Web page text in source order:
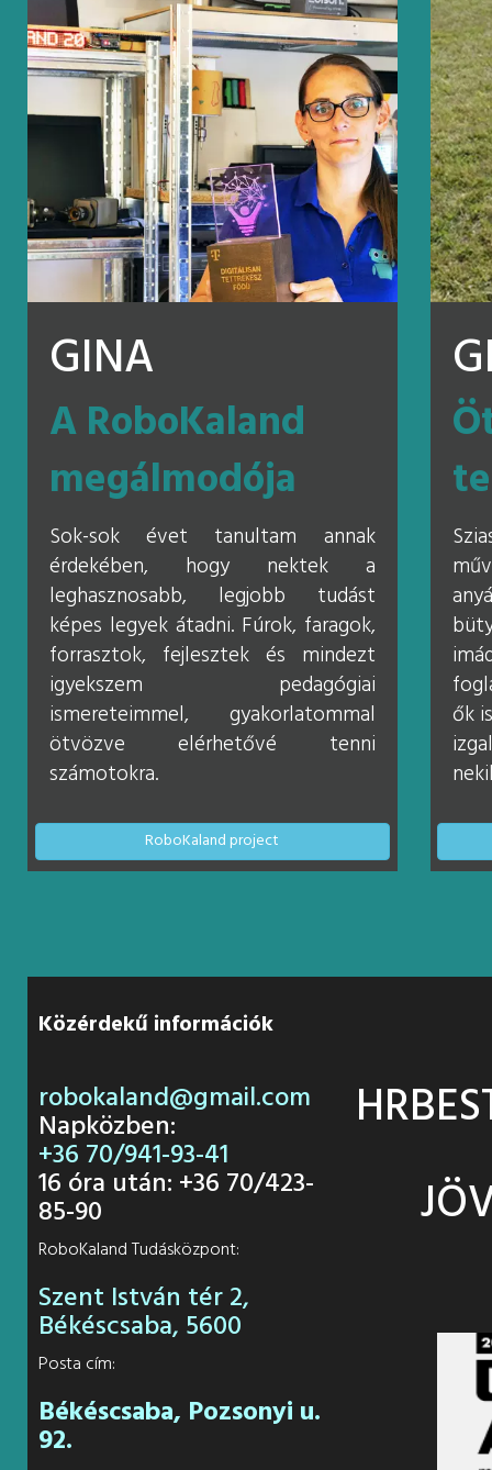
GINA
A RoboKaland
megálmodója
Sok-sok évet tanultam annak
érdekében, hogy nektek a
leghasznosabb, legjobb tudást
képes legyek átadni. Fúrok, faragok,
forrasztok, fejlesztek és mindezt
igyekszem pedagógiai
ismereteimmel, gyakorlatommal
ötvözve elérhetővé tenni
számotokra.
RoboKaland project
ők
Közérdekű információk
robokaland@gmail.com
Napközben:
+36 70/941-93-41
16 óra után: +36 70/423-
85-90
RoboKaland Tudásközpont:
Szent István tér 2,
Békéscsaba, 5600
Posta cím:
Békéscsaba, Pozsonyi u.
92.